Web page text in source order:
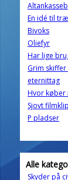
En idé til
Bivoks
Oliefyr
Har lige
Grim
eternittag
Hvor køber
Sjovt
P pladser
Alle
Skyder på